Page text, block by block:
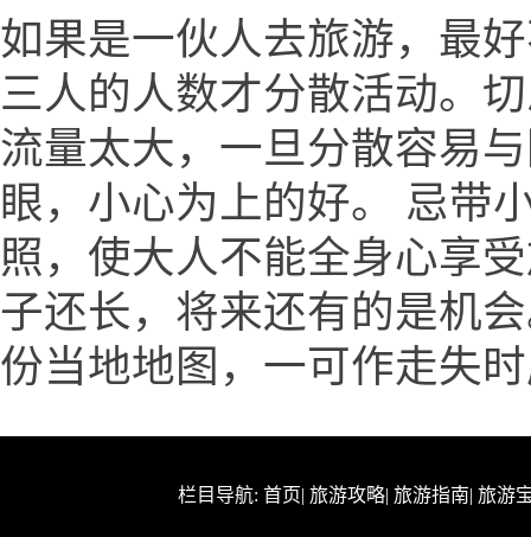
如果是一伙人去旅游，最
三人的人数才分散活动。
流量太大，一旦分散容易
眼，小心为上的好。 忌带
照，使大人不能全身心享
子还长，将来还有的是机
份当地地图，一可作走失
栏目导航: 首页| 旅游攻略| 旅游指南| 旅游